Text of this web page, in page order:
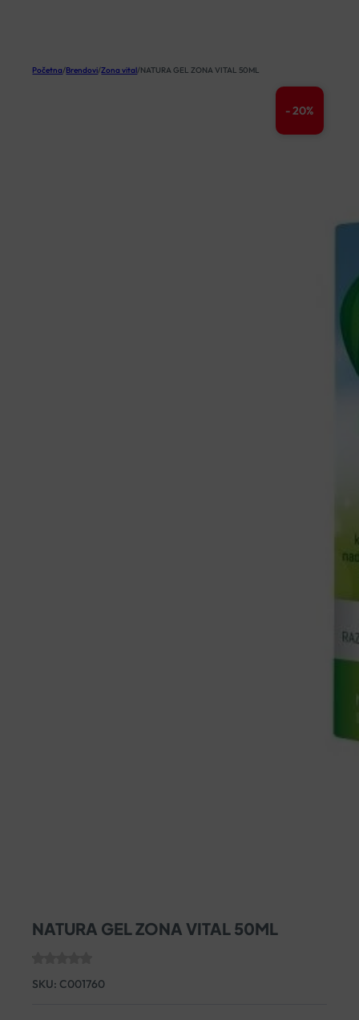
Početna/Brendovi/Zona vital/NATURA GEL ZONA VITAL 50ML
- 20%
NATURA GEL ZONA VITAL 50ML
SKU: C001760